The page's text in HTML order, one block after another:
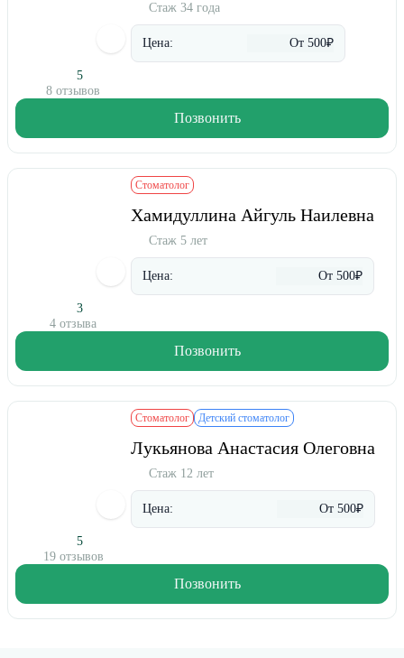
5
8 отзывов
Стаж 34 года
Цена: От 500₽
Позвонить
3
4 отзыва
Стоматолог
Хамидуллина Айгуль Наилевна
Стаж 5 лет
Цена: От 500₽
Позвонить
5
19 отзывов
Стоматолог Детский стоматолог
Лукьянова Анастасия Олеговна
Стаж 12 лет
Цена: От 500₽
Позвонить